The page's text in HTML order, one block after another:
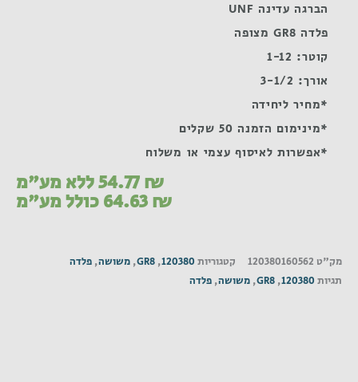
הברגה עדינה UNF
פלדה GR8 מצופה
קוטר: 1-12
אורך: 3-1/2
*מחיר ליחידה
*מינימום הזמנה 50 שקלים
*אפשרות לאיסוף עצמי או משלוח
54.77₪ ללא מע"מ
64.63₪ כולל מע"מ
מק"ט 120380160562 קטגוריות 120380
,
GR8
, משושה, פלדה
תגיות 120380
,
GR8
, משושה, פלדה